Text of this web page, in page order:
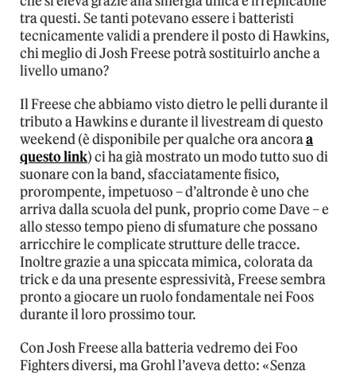
tra questi. Se tanti potevano essere i batteristi
tecnicamente validi a prendere il posto di Hawkins,
chi meglio di Josh Freese potrà sostituirlo anche a
livello umano?
Il Freese che abbiamo visto dietro le pelli durante il
tributo a Hawkins e durante il livestream di questo
weekend (è disponibile per qualche ora ancoraa
questo link) ci ha già mostrato un modo tutto suo di
suonare con la band, sfacciatamente fisico,
prorompente, impetuoso – d’altronde è uno che
arriva dalla scuola del punk, proprio come Dave – e
allo stesso tempo pieno di sfumature che possano
arricchire le complicate strutture delle tracce.
Inoltre grazie a una spiccata mimica, colorata da
trick e da una presente espressività, Freese sembra
pronto a giocare un ruolo fondamentale nei Foos
durante il loro prossimo tour.
Con Josh Freese alla batteria vedremo dei Foo
Fighters diversi, ma Grohl l’aveva detto: «Senza